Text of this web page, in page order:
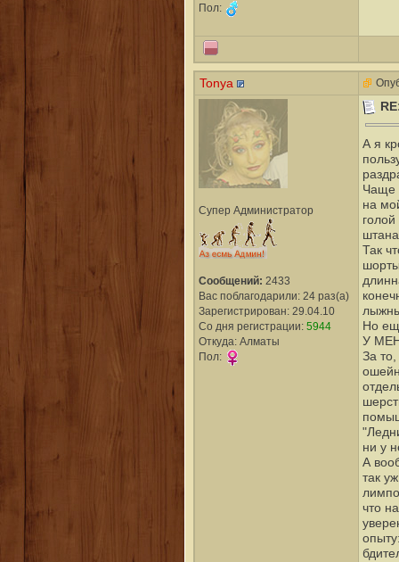
Пол:
Tonya
Супер Администратор
Сообщений: 2433
Вас поблагодарили: 24 раз(а)
Зарегистрирован: 29.04.10
Со дня регистрации: 5944
Откуда: Алматы
Пол:
А я
Чаще
на
Так
Но
У
За
ни у
А
так
что